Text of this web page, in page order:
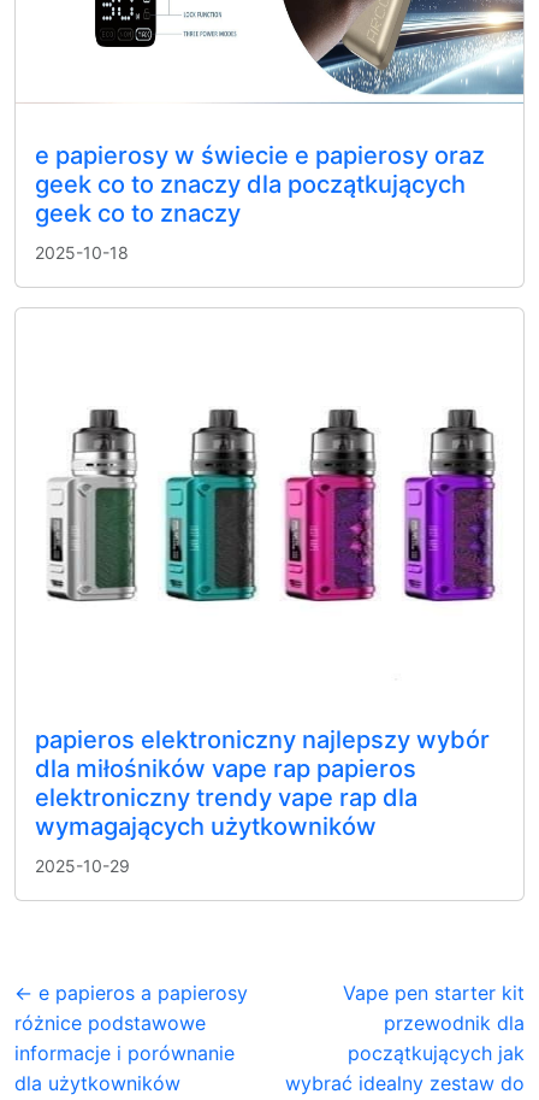
e papierosy w świecie e papierosy oraz
geek co to znaczy dla początkujących
geek co to znaczy
2025-10-18
papieros elektroniczny najlepszy wybór
dla miłośników vape rap papieros
elektroniczny trendy vape rap dla
wymagających użytkowników
2025-10-29
← e papieros a papierosy
różnice podstawowe
informacje i porównanie
dla użytkowników
Vape pen starter kit
przewodnik dla
początkujących jak
wybrać idealny zestaw do